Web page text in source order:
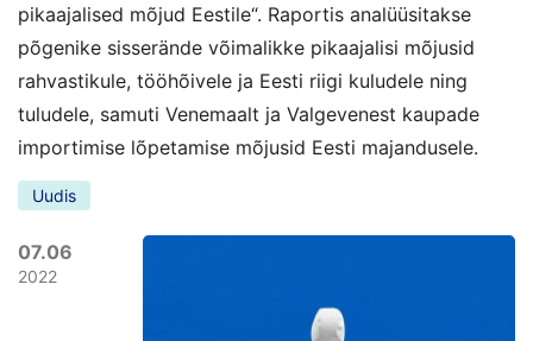
pikaajalised mõjud Eestile“. Raportis analüüsitakse
põgenike sisserände võimalikke pikaajalisi mõjusid
rahvastikule, tööhõivele ja Eesti riigi kuludele ning
tuludele, samuti Venemaalt ja Valgevenest kaupade
importimise lõpetamise mõjusid Eesti majandusele.
Uudis
07.06
2022